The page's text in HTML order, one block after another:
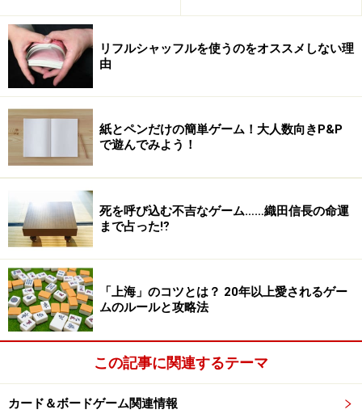
表的な作品といえます。
自分のコマは、手札のニンジンカードをプレイすること
で進めることができます。
そしてこのニンジンカードの使い方こそ、他のゲームに
類をみない、抜群にユニークなシステムとなっていま
コマの推進力。それはニンジンだ→
※記事内容は執筆時点のものです。最新の内容をご確認くださ
い。
1/3 次のページへ
リフルシャッフルを使うのをオススメしない理
由
紙とペンだけの簡単ゲーム！大人数向きP&P
で遊んでみよう！
死を呼び込む不吉なゲーム……織田信長の命運
まで占った⁉︎
「上海」のコツとは？ 20年以上愛されるゲー
ムのルールと攻略法
この記事に関連するテーマ
カード＆ボードゲーム関連情報